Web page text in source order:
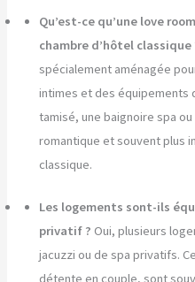
Qu’est-ce qu’une love
chambre d’hôtel classique
spécialement aménagée
intimes et des équipements
tamisé, une baignoire spa
romantique et souvent plus
classique.
Les logements sont-ils
privatif ? Oui, plusieurs
jacuzzi ou de spa privatifs.